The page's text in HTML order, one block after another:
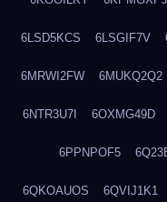
6LSD5KCS 6LSGIF7V
6MRWI2FW 6MUKQ2Q2
6NTR3U7I 6OXMG49D
6PPNPOF5
6QKOAUOS 6QVIJ1K1